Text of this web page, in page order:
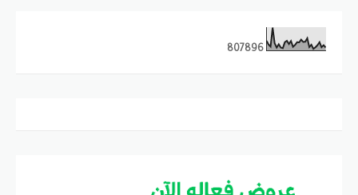
807896